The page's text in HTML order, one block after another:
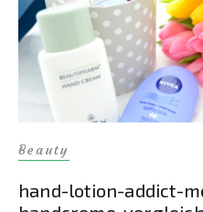
Beauty
hand-lotion-addict-